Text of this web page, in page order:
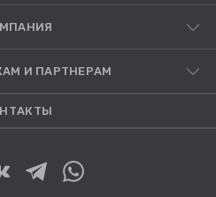
И ПАРТНЕРАМ